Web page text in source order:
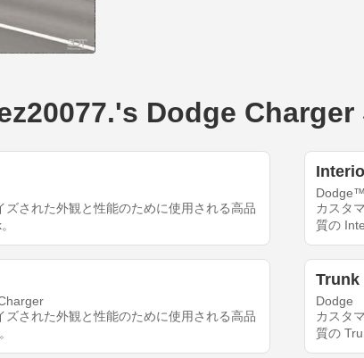
Dodge Charger
ズされた外観と性能のために使用される高品
カスタ
質の
ズされた外観と性能のために使用される高品
Trunk
Dodge
カスタ
質の